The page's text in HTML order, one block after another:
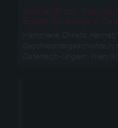
Heimat/Front.
Ersten Weltkriegs in
Hämmerle, Christa.
Geschlechtergeschichte/n
Österreich-Ungarn
. Wien/